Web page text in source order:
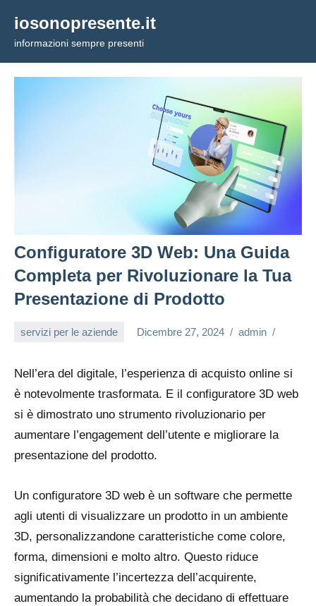
contenuto
iosonopresente.it
informazioni sempre presenti
Configuratore 3D Web: Una Guida
Completa per Rivoluzionare la Tua
Presentazione di Prodotto
servizi per le aziende Dicembre 27, 2024 admin
Nell’era del digitale, l’esperienza di acquisto online si
è notevolmente trasformata. E il configuratore 3D web
si è dimostrato uno strumento rivoluzionario per
aumentare l’engagement dell’utente e migliorare la
presentazione del prodotto.
Un configuratore 3D web è un software che permette
agli utenti di visualizzare un prodotto in un ambiente
3D, personalizzandone caratteristiche come colore,
forma, dimensioni e molto altro. Questo riduce
significativamente l’incertezza dell’acquirente,
aumentando la probabilità che decidano di effettuare